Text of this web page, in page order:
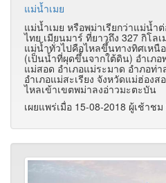
แม่น้ำเมย
แม่น้ำเมย หรือพม่าเรียกว่าแม่น้ำ
ไทย เมียนมาร์ ที่ยาวถึง 327 กิโ
แม่น้ำทั่วไปคือไหลขึ้นทางทิศเห
(เป็นน้ำที่ผุดขึ้นจากใต้ดิน) อำเภอ
แม่สอด อำเภอแม่ระมาด อำภอท่
อำเภอแม่สะเรียง จังหวัดแม่ฮ่อง
ไหลเข้าเขตพม่าลงอ่าวมะตะบัน
เผยแพร่เมื่อ 15-08-2018 ผู้เช้าชม